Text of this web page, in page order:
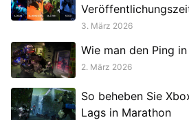
3. März 2026
Wie man den Ping
2. März 2026
So beheben Sie
Lags in Marathon